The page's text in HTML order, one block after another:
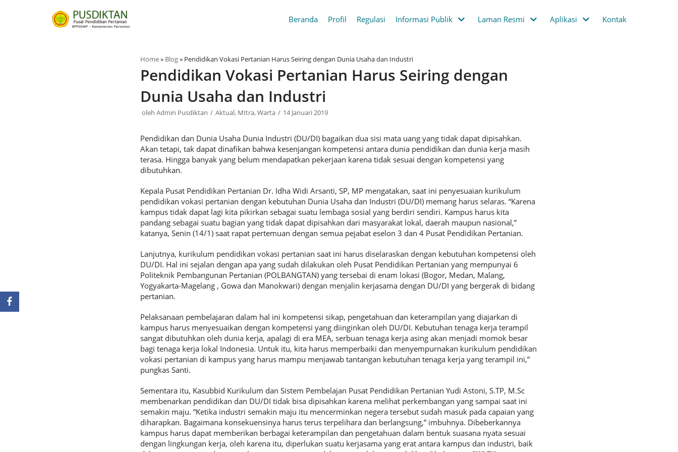
Beranda Profil Regulasi Informasi Publik Laman Resmi Aplikasi Kontak
Home» Blog» Pendidikan Vokasi Pertanian Harus Seiring dengan Dunia Usaha dan Industri
Pendidikan Vokasi Pertanian Harus Seiring dengan
Dunia Usaha dan Industri
oleh Admin Pusdiktan Aktual, MItra,Warta 14 Januari 2019
Pendidikan dan Dunia Usaha Dunia Industri (DU/DI) bagaikan dua sisi mata uang yang tidak dapat dipisahkan.
Akan tetapi, tak dapat dinafikan bahwa kesenjangan kompetensi antara dunia pendidikan dan dunia kerja masih
terasa. Hingga banyak yang belum mendapatkan pekerjaan karena tidak sesuai dengan kompetensi yang
dibutuhkan.
Kepala Pusat Pendidikan Pertanian Dr. Idha Widi Arsanti, SP, MP mengatakan, saat ini penyesuaian kurikulum
pendidikan vokasi pertanian dengan kebutuhan Dunia Usaha dan Industri (DU/DI) memang harus selaras. “Karena
kampus tidak dapat lagi kita pikirkan sebagai suatu lembaga sosial yang berdiri sendiri. Kampus harus kita
pandang sebagai suatu bagian yang tidak dapat dipisahkan dari masyarakat lokal, daerah maupun nasional,”
katanya, Senin (14/1) saat rapat pertemuan dengan semua pejabat eselon 3 dan 4 Pusat Pendidikan Pertanian.
Lanjutnya, kurikulum pendidikan vokasi pertanian saat ini harus diselaraskan dengan kebutuhan kompetensi oleh
DU/DI. Hal ini sejalan dengan apa yang sudah dilakukan oleh Pusat Pendidikan Pertanian yang mempunyai 6
Politeknik Pembangunan Pertanian (POLBANGTAN) yang tersebai di enam lokasi (Bogor, Medan, Malang,
Yogyakarta-Magelang , Gowa dan Manokwari) dengan menjalin kerjasama dengan DU/DI yang bergerak di bidang
pertanian.
Pelaksanaan pembelajaran dalam hal ini kompetensi sikap, pengetahuan dan keterampilan yang diajarkan di
kampus harus menyesuaikan dengan kompetensi yang diinginkan oleh DU/DI. Kebutuhan tenaga kerja terampil
sangat dibutuhkan oleh dunia kerja, apalagi di era MEA, serbuan tenaga kerja asing akan menjadi momok besar
bagi tenaga kerja lokal Indonesia. Untuk itu, kita harus memperbaiki dan menyempurnakan kurikulum pendidikan
vokasi pertanian di kampus yang harus mampu menjawab tantangan kebutuhan tenaga kerja yang terampil ini,”
pungkas Santi.
Sementara itu, Kasubbid Kurikulum dan Sistem Pembelajan Pusat Pendidikan Pertanian Yudi Astoni, S.TP, M.Sc
membenarkan pendidikan dan DU/DI tidak bisa dipisahkan karena melihat perkembangan yang sampai saat ini
semakin maju. “Ketika industri semakin maju itu mencerminkan negera tersebut sudah masuk pada capaian yang
diharapkan. Bagaimana konsekuensinya harus terus terpelihara dan berlangsung,” imbuhnya. Dibeberkannya
kampus harus dapat memberikan berbagai keterampilan dan pengetahuan dalam bentuk suasana nyata sesuai
dengan lingkungan kerja, oleh karena itu, diperlukan suatu kerjasama yang erat antara kampus dan industri, baik